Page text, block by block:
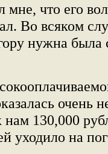
мне, что его
Во всяком
нужна была
очень
130,000
уходило на